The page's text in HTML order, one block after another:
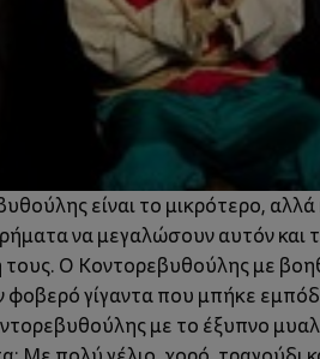
είναι το μικρότερο, αλλά
να μεγαλώσουν αυτόν και
Ο Κοντορεβυθούλης με
φοβερό γίγαντα που μπήκε
με το έξυπνο